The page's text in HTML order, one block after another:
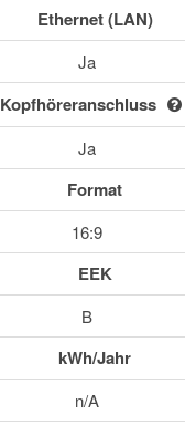
Ethernet (LAN)
Ja
Kopfhöreranschluss
Ja
Format
16:9
EEK
B
kWh/Jahr
n/A